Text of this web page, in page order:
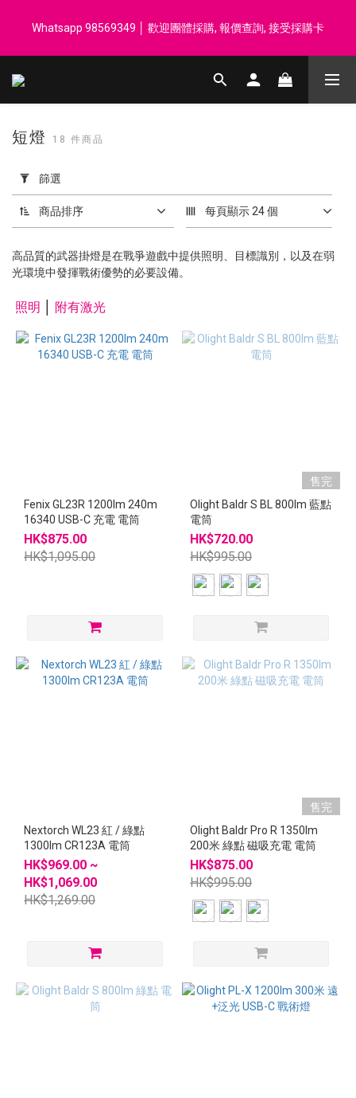
汗毛巾 韓國制 送完即止
Whatsapp 98569349 │ 歡迎團體採購, 報價查詢, 接受採購卡
登記會員享每$50回贈$1 │ 滿HK$899 送 N-rit Campack Towel 吸
用
篩
選
(0/20)
價格
~
短燈 18 件商品
篩選
商品排序 每頁顯示 24 個
高品質的武器掛燈是在戰爭遊戲中提供照明、目標識別，以及在弱
光環境中發揮戰術優勢的必要設備。
照明 附有激光
Fenix GL23R 1200lm 240m
16340 USB-C 充電 電筒
HK$875.00
HK$1,095.00
售完
Olight Baldr S BL 800lm 藍點
電筒
HK$720.00
HK$995.00
Nextorch WL23 紅 / 綠點
1300lm CR123A 電筒
HK$969.00 ~
HK$1,069.00
HK$1,269.00
售完
Olight Baldr Pro R 1350lm
200米 綠點 磁吸充電 電筒
HK$875.00
HK$995.00